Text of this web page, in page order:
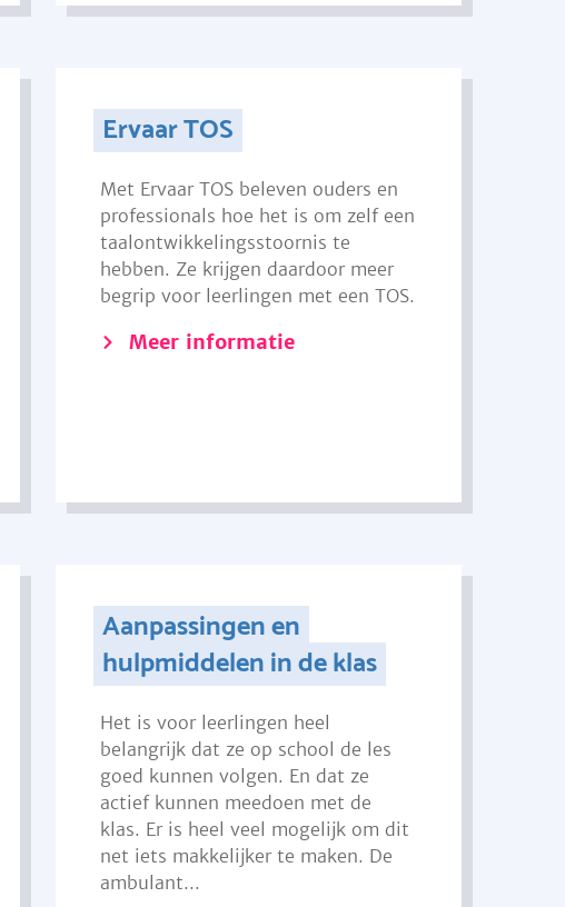
Ervaar TOS
Met Ervaar TOS beleven ouders en
professionals hoe het is om zelf een
taalontwikkelingsstoornis te
hebben. Ze krijgen daardoor meer
begrip voor leerlingen met een TOS.
Meer informatie
Aanpassingen en
hulpmiddelen in de klas
Het is voor leerlingen heel
belangrijk dat ze op school de les
goed kunnen volgen. En dat ze
actief kunnen meedoen met de
klas. Er is heel veel mogelijk om dit
net iets makkelijker te maken. De
ambulant...